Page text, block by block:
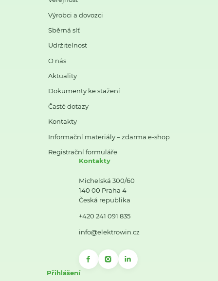
Výrobci a dovozci
Sběrná síť
Udržitelnost
O nás
Aktuality
Dokumenty ke stažení
Časté dotazy
Kontakty
Informační materiály – zdarma e-shop
Registrační formuláře
Kontakty
Michelská 300/60
140 00 Praha 4
Česká republika
+420 241 091 835
info@elektrowin.cz
Přihlášení